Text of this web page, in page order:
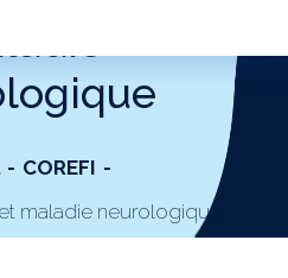
COREFI
maladie neurologique